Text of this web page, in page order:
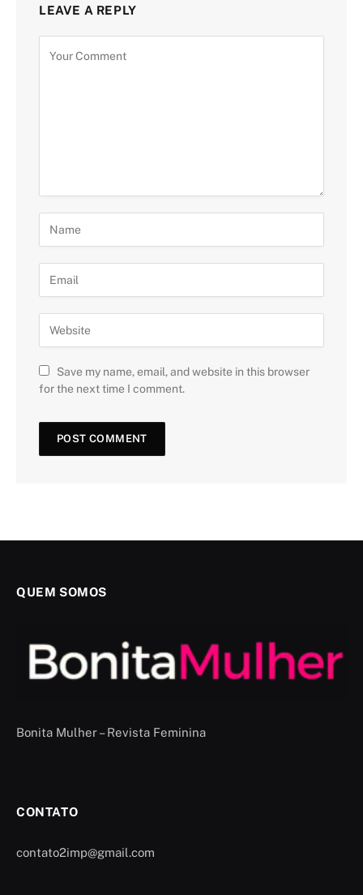
LEAVE A REPLY
Save my name, email, and website in this browser
for the next time I comment.
QUEM SOMOS
Bonita Mulher – Revista Feminina
CONTATO
contato2imp@gmail.com